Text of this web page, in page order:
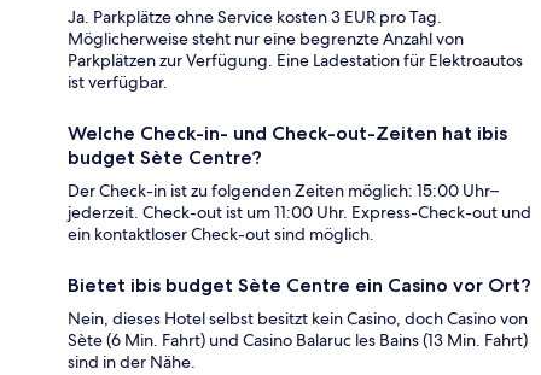
Ja. Parkplätze ohne Service kosten 3 EUR pro Tag.
Möglicherweise steht nur eine begrenzte Anzahl von
Parkplätzen zur Verfügung. Eine Ladestation für Elektroautos
ist verfügbar.
Welche Check-in- und Check-out-Zeiten hat ibis
budget Sète Centre?
Der Check-in ist zu folgenden Zeiten möglich: 15:00 Uhr–
jederzeit. Check-out ist um 11:00 Uhr. Express-Check-out und
ein kontaktloser Check-out sind möglich.
Bietet ibis budget Sète Centre ein Casino vor Ort?
Nein, dieses Hotel selbst besitzt kein Casino, doch Casino von
Sète (6 Min. Fahrt) und Casino Balaruc les Bains (13 Min. Fahrt)
sind in der Nähe.